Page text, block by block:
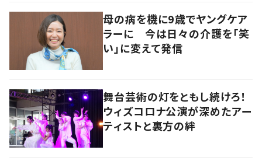
母の病を機に9歳でヤングケア
ラーに 今は日々の介護を「笑
い」に変えて発信
舞台芸術の灯をともし続けろ！
ウィズコロナ公演が深めたアー
ティストと裏方の絆